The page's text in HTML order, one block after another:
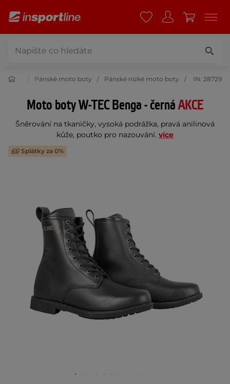
boty Pánské moto boty Pánské nízké moto boty IN: 28729
Moto boty W-TEC Benga - černáAKCE
Šněrování na tkaničky, vysoká podrážka, pravá anilinová
kůže, poutko pro nazouvání. více
Splátky za 0%